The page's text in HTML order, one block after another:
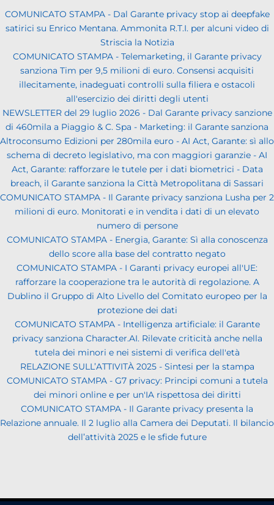
COMUNICATO STAMPA - Dal Garante privacy stop ai deepfake
satirici su Enrico Mentana. Ammonita R.T.I. per alcuni video di
Striscia la Notizia
COMUNICATO STAMPA - Telemarketing, il Garante privacy
sanziona Tim per 9,5 milioni di euro. Consensi acquisiti
illecitamente, inadeguati controlli sulla filiera e ostacoli
all'esercizio dei diritti degli utenti
NEWSLETTER del 29 luglio 2026 - Dal Garante privacy sanzione
di 460mila a Piaggio & C. Spa - Marketing: il Garante sanziona
Altroconsumo Edizioni per 280mila euro - AI Act, Garante: sì allo
schema di decreto legislativo, ma con maggiori garanzie - AI
Act, Garante: rafforzare le tutele per i dati biometrici - Data
breach, il Garante sanziona la Città Metropolitana di Sassari
COMUNICATO STAMPA - Il Garante privacy sanziona Lusha per 2
milioni di euro. Monitorati e in vendita i dati di un elevato
numero di persone
COMUNICATO STAMPA - Energia, Garante: Sì alla conoscenza
dello score alla base del contratto negato
COMUNICATO STAMPA - I Garanti privacy europei all'UE:
rafforzare la cooperazione tra le autorità di regolazione. A
Dublino il Gruppo di Alto Livello del Comitato europeo per la
protezione dei dati
COMUNICATO STAMPA - Intelligenza artificiale: il Garante
privacy sanziona Character.AI. Rilevate criticità anche nella
tutela dei minori e nei sistemi di verifica dell'età
RELAZIONE SULL’ATTIVITÀ 2025 - Sintesi per la stampa
COMUNICATO STAMPA - G7 privacy: Principi comuni a tutela
dei minori online e per un'IA rispettosa dei diritti
COMUNICATO STAMPA - Il Garante privacy presenta la
Relazione annuale. Il 2 luglio alla Camera dei Deputati. Il bilancio
dell’attività 2025 e le sfide future